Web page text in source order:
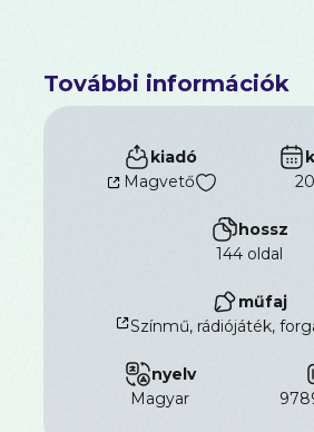
További információk
kiadó
Magvető
hossz
144 oldal
műfaj
Színmű, rádiójáték,
nyelv
magyar